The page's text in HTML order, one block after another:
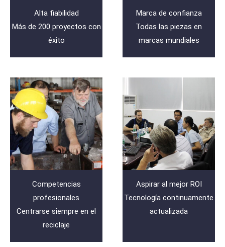
Alta fiabilidad
Más de 200 proyectos con
éxito
Marca de confianza
Todas las piezas en
marcas mundiales
Competencias
profesionales
Centrarse siempre en el
reciclaje
Aspirar al mejor ROI
Tecnología continuamente
actualizada